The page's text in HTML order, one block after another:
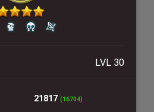
LVL 30
21817 (16704)